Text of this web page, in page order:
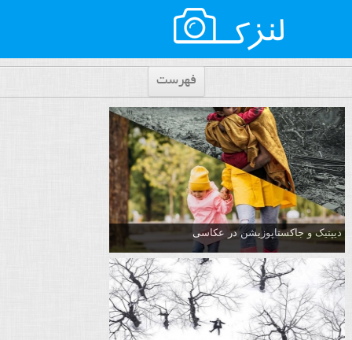
فهرست
دیپتیک و جاکستا‌پوزیشن در عکاسی